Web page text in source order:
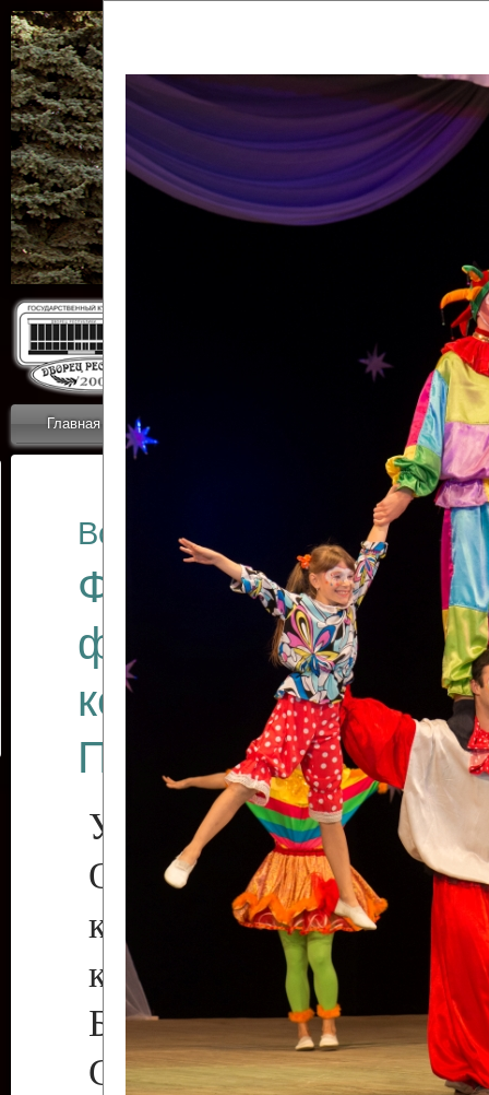
Главная Приветствие Новости
ОТЧЕТЫ ГКЦ
Все отчеты
Финал
фестиваля
коллективов
Приднестровского
Участники фестиваля:
Образцовый
коллектив
культуры с.
Бендеры ,
Светлана Георгиевна